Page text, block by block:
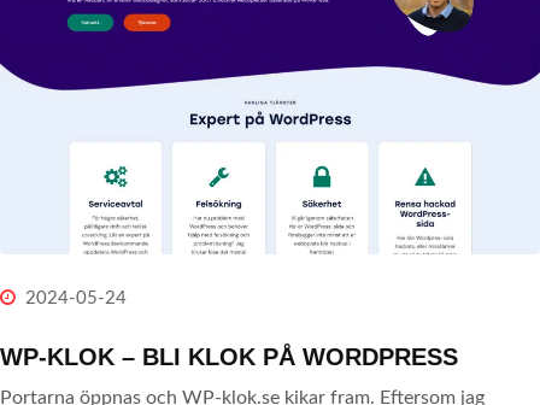
2024-05-24
WP-KLOK – BLI KLOK PÅ WORDPRESS
Portarna öppnas och WP-klok.se kikar fram. Eftersom jag